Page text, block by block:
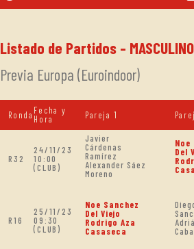
Listado de Partidos -
Previa Europa (Euroindoor)
Ronda Fecha y
Hora
Pareja 1
R32
24/11/23
10:00
(CLUB)
Javier
Cárdenas
Ramírez
Alexander Sáez
Moreno
Noe
Del
R16
25/11/23
09:30
(CLUB)
Noe Sanchez
Del Viejo
Rodrigo Aza
Casaseca